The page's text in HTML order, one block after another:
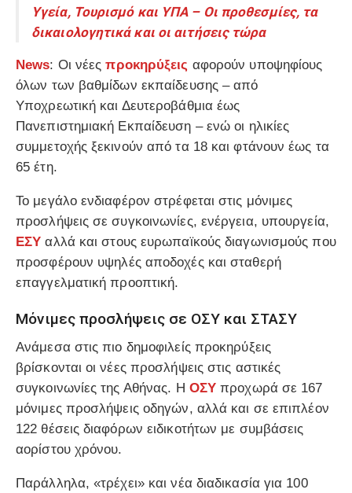
Υγεία, Τουρισμό και ΥΠΑ – Οι προθεσμίες, τα
δικαιολογητικά και οι αιτήσεις τώρα
News: Οι νέεςπροκηρύξεις αφορούν υποψηφίους
όλων των βαθμίδων εκπαίδευσης – από
Υποχρεωτική και Δευτεροβάθμια έως
Πανεπιστημιακή Εκπαίδευση – ενώ οι ηλικίες
συμμετοχής ξεκινούν από τα 18 και φτάνουν έως τα
65 έτη.
Το μεγάλο ενδιαφέρον στρέφεται στις μόνιμες
προσλήψεις σε συγκοινωνίες, ενέργεια, υπουργεία,
ΕΣΥ αλλά και στους ευρωπαϊκούς διαγωνισμούς που
προσφέρουν υψηλές αποδοχές και σταθερή
επαγγελματική προοπτική.
Μόνιμες προσλήψεις σε ΟΣΥ και ΣΤΑΣΥ
Ανάμεσα στις πιο δημοφιλείς προκηρύξεις
βρίσκονται οι νέες προσλήψεις στις αστικές
συγκοινωνίες της Αθήνας. Η ΟΣΥ προχωρά σε 167
μόνιμες προσλήψεις οδηγών, αλλά και σε επιπλέον
122 θέσεις διαφόρων ειδικοτήτων με συμβάσεις
αορίστου χρόνου.
Παράλληλα, «τρέχει» και νέα διαδικασία για 100